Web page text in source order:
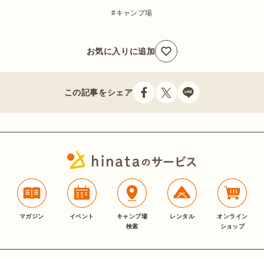
キャンプ場
お気に入りに追加
この記事をシェア
マガジン イベント
キャンプ場
検索
レンタル
オンライン
ショップ